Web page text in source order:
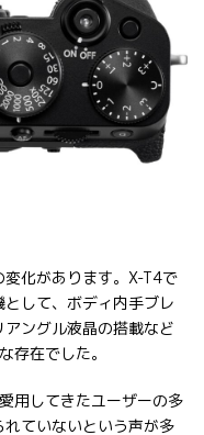
化があります。X-T4で
して、ボディ内手ブレ
ングル液晶の搭載など
存在でした。
用してきたユーザーの多
ていないという声が多